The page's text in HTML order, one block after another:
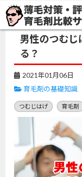
TOP 育毛剤の基礎知識
男性のつむじ
る？
2021年01月06日
育毛剤の基礎知識
つむじはげ 育毛剤